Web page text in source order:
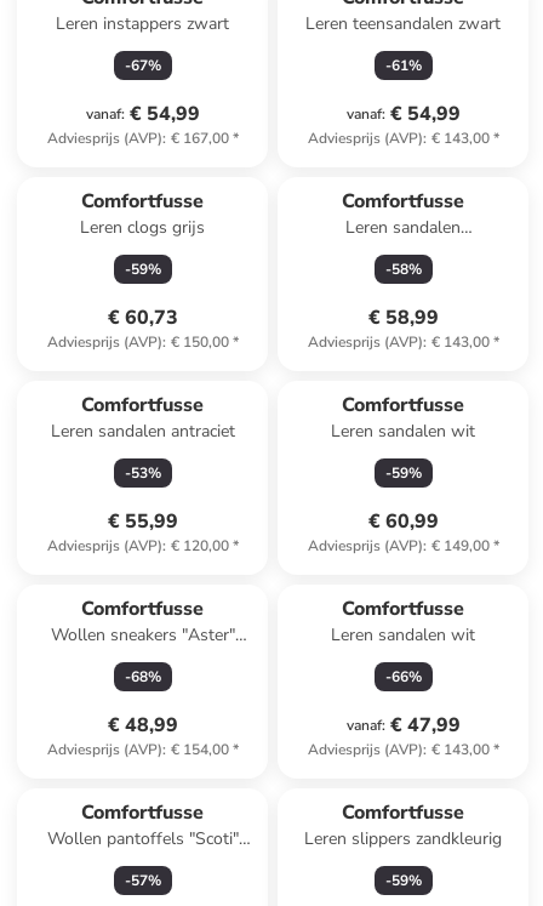
Leren instappers zwart
-67%
vanaf: € 54,99
Adviesprijs (AVP): € 167,00*
Leren teensandalen zwart
-61%
vanaf: € 54,99
Adviesprijs (AVP): € 143,00*
Comfortfusse
Leren clogs grijs
-59%
€ 60,73
Adviesprijs (AVP): € 150,00*
Comfortfusse
Leren sandalen
roségoudkleurig
-58%
€ 58,99
Adviesprijs (AVP): € 143,00*
Comfortfusse
Leren sandalen antraciet
-53%
€ 55,99
Adviesprijs (AVP): € 120,00*
Comfortfusse
Leren sandalen wit
-59%
€ 60,99
Adviesprijs (AVP): € 149,00*
Comfortfusse
Wollen sneakers "Aster"
donkerblauw
-68%
€ 48,99
Adviesprijs (AVP): € 154,00*
Comfortfusse
Leren sandalen wit
-66%
vanaf: € 47,99
Adviesprijs (AVP): € 143,00*
Comfortfusse
Wollen pantoffels "Scoti"
rood
-57%
Comfortfusse
Leren slippers zandkleurig
-59%